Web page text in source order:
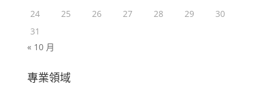
24
25 26 27 28 29
30
31
« 10 月
專業領域